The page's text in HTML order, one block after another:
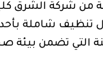
من شركة الشرق
تنظيف شاملة
التي تضمن بيئة